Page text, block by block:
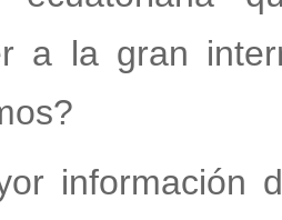
a la gran
información